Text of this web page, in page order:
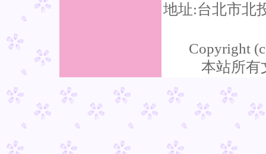
地址:台北市北
Copyright
本站所有